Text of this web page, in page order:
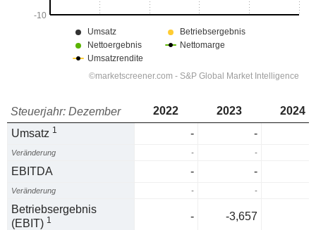
Steuerjahr: Dezember 2022 2023
2024
Umsatz 1 - -
Veränderung - -
EBITDA - -
Veränderung - -
Betriebsergebnis
(EBIT) 1 - -3,657